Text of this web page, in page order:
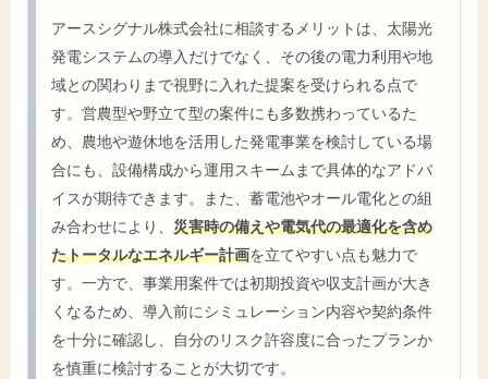
アースシグナル株式会社に相談するメリットは、太陽光
発電システムの導入だけでなく、その後の電力利用や地
域との関わりまで視野に入れた提案を受けられる点で
す。営農型や野立て型の案件にも多数携わっているた
め、農地や遊休地を活用した発電事業を検討している場
合にも、設備構成から運用スキームまで具体的なアドバ
イスが期待できます。また、蓄電池やオール電化との組
み合わせにより、 災害時の備えや電気代の最適化を含め
たトータルなエネルギー計画を立てやすい点も魅力で
す。一方で、事業用案件では初期投資や収支計画が大き
くなるため、導入前にシミュレーション内容や契約条件
を十分に確認し、自分のリスク許容度に合ったプランか
を慎重に検討することが大切です。